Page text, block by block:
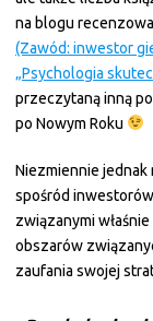
na blogu
(Zawód: inwestor
„Psychologia
przeczytaną inną
po Nowym Roku
Niezmiennie jednak
spośród
związanymi
obszarów
zaufania swojej